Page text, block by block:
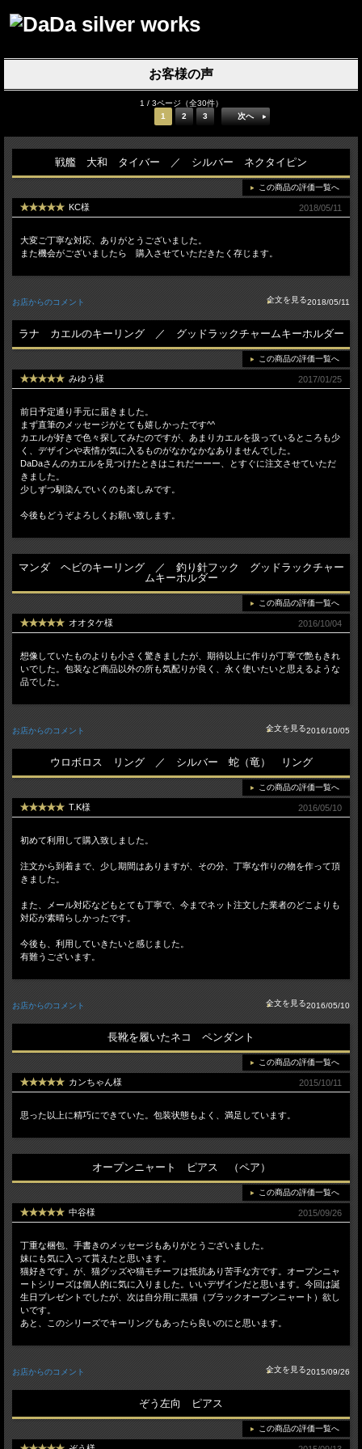
お客様の声
1 / 3ページ（全30件）
1
2 3 次へ
戦艦 大和 タイバー ／ シルバー ネクタイピン
この商品の評価一覧へ
KC様 2018/05/11
大変ご丁寧な対応、ありがとうございました。
また機会がございましたら 購入させていただきたく存じます。
お店からのコメント 2018/05/11
ラナ カエルのキーリング ／ グッドラックチャームキーホルダー
この商品の評価一覧へ
みゆう様 2017/01/25
前日予定通り手元に届きました。
まず直筆のメッセージがとても嬉しかったです^^
カエルが好きで色々探してみたのですが、あまりカエルを扱っているところも少
く、デザインや表情が気に入るものがなかなかなありませんでした。
DaDaさんのカエルを見つけたときはこれだーーー、とすぐに注文させていただ
きました。
少しずつ馴染んでいくのも楽しみです。
今後もどうぞよろしくお願い致します。
マンダ ヘビのキーリング ／ 釣り針フック グッドラックチャー
ムキーホルダー
この商品の評価一覧へ
オオタケ様 2016/10/04
想像していたものよりも小さく驚きましたが、期待以上に作りが丁寧で艶もきれ
いでした。包装など商品以外の所も気配りが良く、永く使いたいと思えるような
品でした。
お店からのコメント 2016/10/05
ウロボロス リング ／ シルバー 蛇（竜） リング
この商品の評価一覧へ
T.K様 2016/05/10
初めて利用して購入致しました。
注文から到着まで、少し期間はありますが、その分、丁寧な作りの物を作って頂
きました。
また、メール対応などもとても丁寧で、今までネット注文した業者のどこよりも
対応が素晴らしかったです。
今後も、利用していきたいと感じました。
有難うございます。
お店からのコメント 2016/05/10
長靴を履いたネコ ペンダント
この商品の評価一覧へ
カンちゃん様 2015/10/11
思った以上に精巧にできていた。包装状態もよく、満足しています。
オープンニャート ピアス （ペア）
この商品の評価一覧へ
中谷様 2015/09/26
丁重な梱包、手書きのメッセージもありがとうございました。
妹にも気に入って貰えたと思います。
猫好きです。が、猫グッズや猫モチーフは抵抗あり苦手な方です。オープンニャ
ートシリーズは個人的に気に入りました。いいデザインだと思います。今回は誕
生日プレゼントでしたが、次は自分用に黒猫（ブラックオープンニャート）欲し
いです。
あと、このシリーズでキーリングもあったら良いのにと思います。
お店からのコメント 2015/09/26
ぞう左向 ピアス
この商品の評価一覧へ